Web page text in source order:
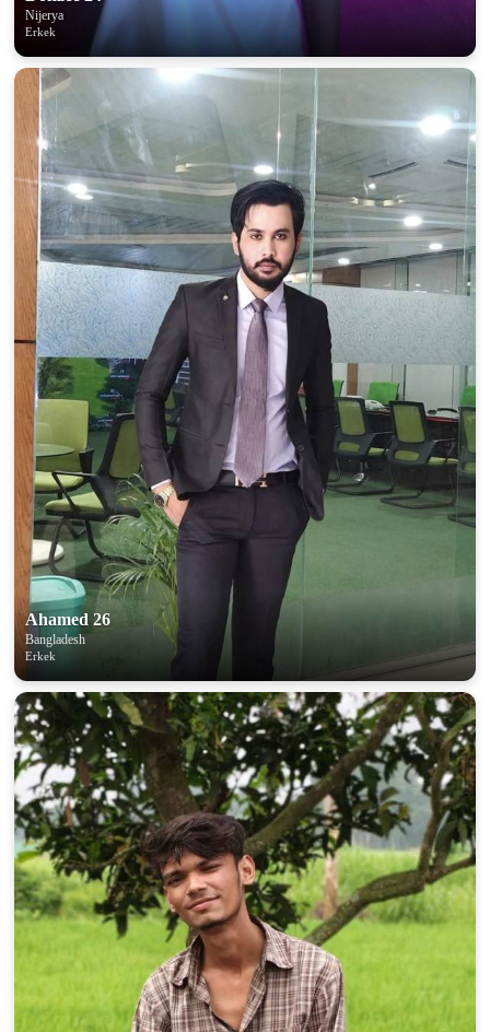
Nijerya
Erkek
Ahamed 26
Bangladesh
Erkek
upload your own photo
100% FREE
×10 more visibility